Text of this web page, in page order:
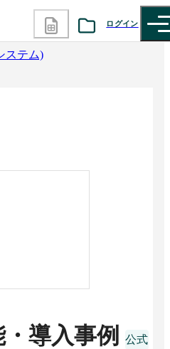
ログイン
ステム)
導入事例